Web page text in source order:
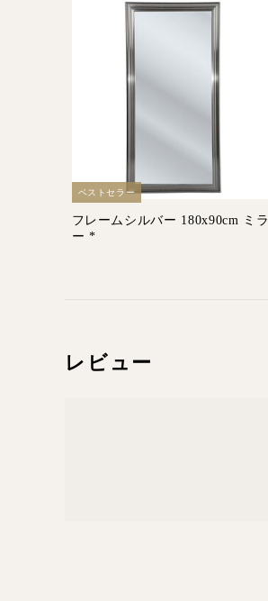
ベストセラー
フレームシルバー 180x90cm ミラ
ー *
レビュー